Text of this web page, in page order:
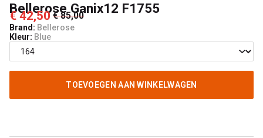
Bellerose Ganix12 F1755
€ 42,50 € 85,00
Brand: Bellerose
Kleur: Blue
TOEVOEGEN AAN WINKELWAGEN